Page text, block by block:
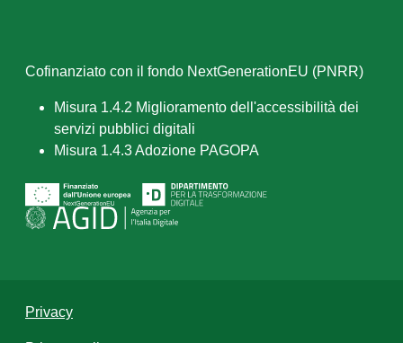
Cofinanziato con il fondo NextGenerationEU (PNRR)
Misura 1.4.2 Miglioramento dell'accessibilità dei
servizi pubblici digitali
Misura 1.4.3 Adozione PAGOPA
Privacy